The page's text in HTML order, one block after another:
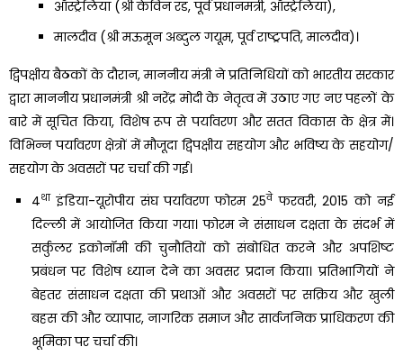
ऑस्ट्रेलिया (श्री केविन रड, पूर्व प्रधानमंत्री, ऑस्ट्रेलिया),
मालदीव (श्री मऊमून अब्दुल गयूम, पूर्व राष्ट्रपति, मालदीव)।
द्विपक्षीय बैठकों के दौरान, माननीय मंत्री ने प्रतिनिधियों को भारतीय सरकार
द्वारा माननीय प्रधानमंत्री श्री नरेंद्र मोदी के नेतृत्व में उठाए गए नए पहलों के
बारे में सूचित किया, विशेष रूप से पर्यावरण और सतत विकास के क्षेत्र में।
विभिन्न पर्यावरण क्षेत्रों में मौजूदा द्विपक्षीय सहयोग और भविष्य के सहयोग/
सहयोग के अवसरों पर चर्चा की गई।
4थाइंडिया-यूरोपीय संघ पर्यावरण फोरम 25वेफरवरी, 2015 को नई
दिल्ली में आयोजित किया गया। फोरम ने संसाधन दक्षता के संदर्भ में
सर्कुलर इकोनॉमी की चुनौतियों को संबोधित करने और अपशिष्ट
प्रबंधन पर विशेष ध्यान देने का अवसर प्रदान किया। प्रतिभागियों ने
बेहतर संसाधन दक्षता की प्रथाओं और अवसरों पर सक्रिय और खुली
बहस की और व्यापार, नागरिक समाज और सार्वजनिक प्राधिकरण की
भूमिका पर चर्चा की।